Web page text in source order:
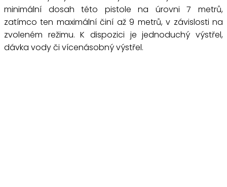
minimální dosah této pistole na úrovni 7 metrů,
zatímco ten maximální činí až 9 metrů, v závislosti na
zvoleném režimu. K dispozici je jednoduchý výstřel,
dávka vody či vícenásobný výstřel.